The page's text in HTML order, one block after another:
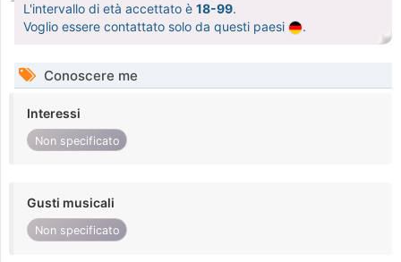
L'intervallo di età accettato è 18-99.
Voglio essere contattato solo da questi paesi
.
Conoscere me
Interessi
Non specificato
Gusti musicali
Non specificato